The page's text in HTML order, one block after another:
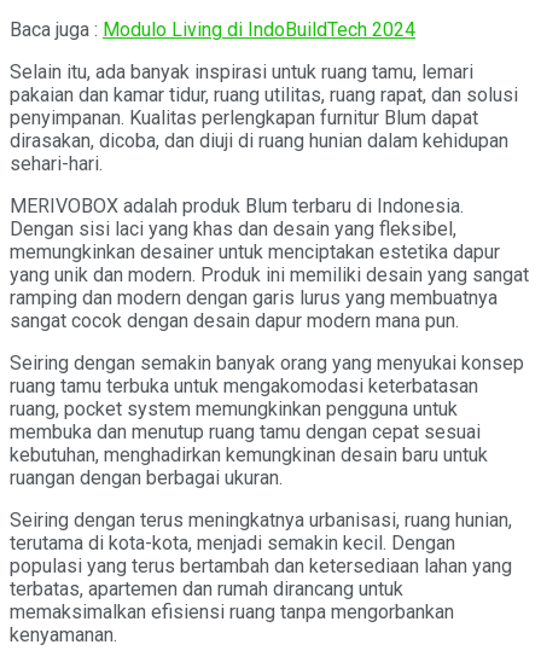
Baca juga : Modulo Living di IndoBuildTech 2024
Selain itu, ada banyak inspirasi untuk ruang tamu, lemari
pakaian dan kamar tidur, ruang utilitas, ruang rapat, dan solusi
penyimpanan. Kualitas perlengkapan furnitur Blum dapat
dirasakan, dicoba, dan diuji di ruang hunian dalam kehidupan
sehari-hari.
MERIVOBOX adalah produk Blum terbaru di Indonesia.
Dengan sisi laci yang khas dan desain yang fleksibel,
memungkinkan desainer untuk menciptakan estetika dapur
yang unik dan modern. Produk ini memiliki desain yang sangat
ramping dan modern dengan garis lurus yang membuatnya
sangat cocok dengan desain dapur modern mana pun.
Seiring dengan semakin banyak orang yang menyukai konsep
ruang tamu terbuka untuk mengakomodasi keterbatasan
ruang, pocket system memungkinkan pengguna untuk
membuka dan menutup ruang tamu dengan cepat sesuai
kebutuhan, menghadirkan kemungkinan desain baru untuk
ruangan dengan berbagai ukuran.
Seiring dengan terus meningkatnya urbanisasi, ruang hunian,
terutama di kota-kota, menjadi semakin kecil. Dengan
populasi yang terus bertambah dan ketersediaan lahan yang
terbatas, apartemen dan rumah dirancang untuk
memaksimalkan efisiensi ruang tanpa mengorbankan
kenyamanan.